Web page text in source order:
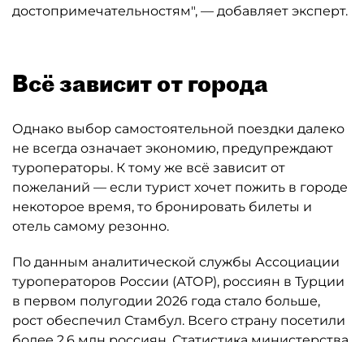
достопримечательностям", — добавляет эксперт.
Всё зависит от города
Однако выбор самостоятельной поездки далеко
не всегда означает экономию, предупреждают
туроператоры. К тому же всё зависит от
пожеланий — если турист хочет пожить в городе
некоторое время, то бронировать билеты и
отель самому резонно.
По данным аналитической службы Ассоциации
туроператоров России (АТОР), россиян в Турции
в первом полугодии 2026 года стало больше,
рост обеспечил Стамбул. Всего страну посетили